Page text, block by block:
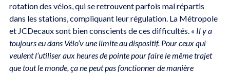
rotation des vélos, qui se retrouvent parfois mal répartis
dans les stations, compliquant leur régulation. La Métropole
et JCDecaux sont bien conscients de ces difficultés. « Il y a
toujours eu dans Vélo’v une limite au dispositif. Pour ceux qui
veulent l’utiliser aux heures de pointe pour faire le même trajet
que tout le monde, ça ne peut pas fonctionner de manière